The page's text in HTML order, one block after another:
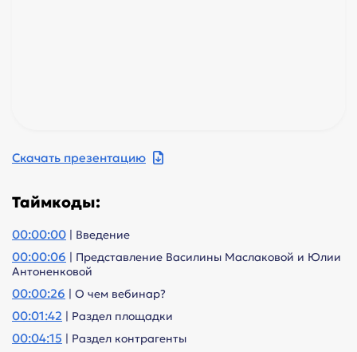
Скачать презентацию
Таймкоды:
00:00:00 | Введение
00:00:06 | Представление Василины Маслаковой и Юлии
Антоненковой
00:00:26 | О чем вебинар?
00:01:42 | Раздел площадки
00:04:15 | Раздел контрагенты